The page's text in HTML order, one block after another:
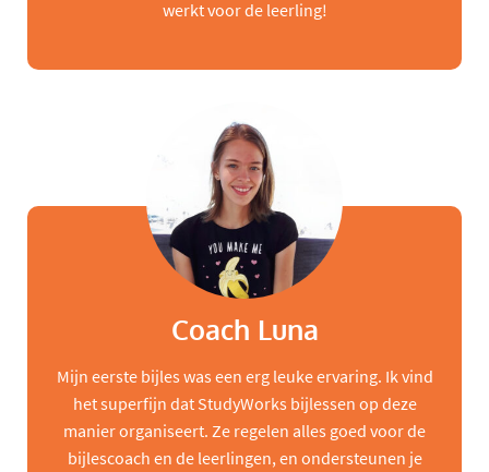
werkt voor de leerling!
Coach Luna
Mijn eerste bijles was een erg leuke ervaring. Ik vind
het superfijn dat StudyWorks bijlessen op deze
manier organiseert. Ze regelen alles goed voor de
bijlescoach en de leerlingen, en ondersteunen je